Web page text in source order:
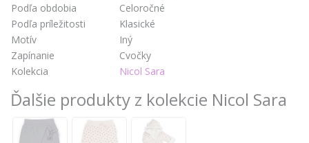
Podľa obdobia
Celoročné
Podľa príležitosti
Klasické
Motív
Iný
Zapínanie
Cvočky
Kolekcia
Nicol Sara
Ďalšie produkty z kolekcie Nicol Sara